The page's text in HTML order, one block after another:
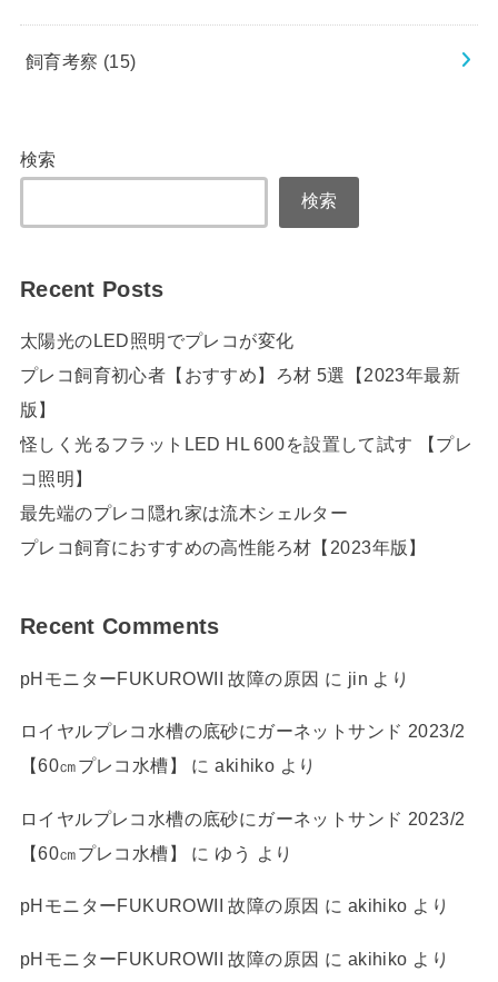
飼育考察 (15)
検索
検索
Recent Posts
太陽光のLED照明でプレコが変化
プレコ飼育初心者【おすすめ】ろ材 5選【2023年最新
版】
怪しく光るフラットLED HL 600を設置して試す 【プレ
コ照明】
最先端のプレコ隠れ家は流木シェルター
プレコ飼育におすすめの高性能ろ材【2023年版】
Recent Comments
pHモニターFUKUROWII 故障の原因 に jin より
ロイヤルプレコ水槽の底砂にガーネットサンド 2023/2
【60㎝プレコ水槽】
にakihiko より
ロイヤルプレコ水槽の底砂にガーネットサンド 2023/2
【60㎝プレコ水槽】
に ゆう より
pHモニターFUKUROWII 故障の原因 に akihiko より
pHモニターFUKUROWII 故障の原因 に akihiko より